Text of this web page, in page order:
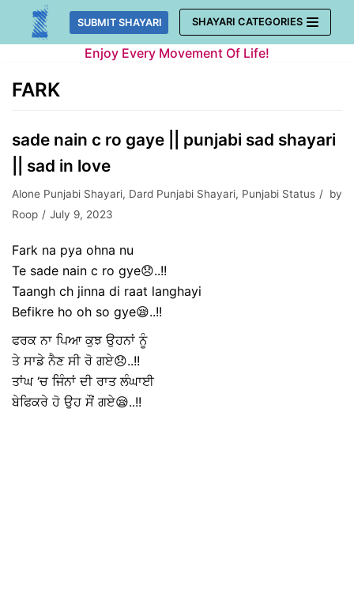
Skip
SUBMIT SHAYARI SHAYARI CATEGORIES
Enjoy Every Movement Of Life!
FARK
sade nain c ro gaye || punjabi sad shayari
|| sad in love
Alone Punjabi Shayari, Dard Punjabi Shayari, Punjabi Status
by
Roop
July 9, 2023
Fark na pya ohna nu
Te sade nain c ro gye😞..!!
Taangh ch jinna di raat langhayi
Befikre ho oh so gye😪..!!
ਫਰਕ ਨਾ ਪਿਆ ਕੁਝ ਉਹਨਾਂ ਨੂੰ
ਤੇ ਸਾਡੇ ਨੈਣ ਸੀ ਰੋ ਗਏ😞..!!
ਤਾਂਘ ‘ਚ ਜਿੰਨਾਂ ਦੀ ਰਾਤ ਲੰਘਾਈ
ਬੇਫਿਕਰੇ ਹੋ ਉਹ ਸੌਂ ਗਏ😪..!!